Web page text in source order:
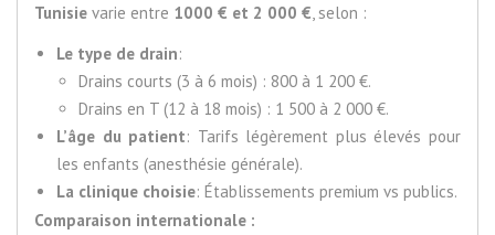
Tunisie varie entre 1000 € et 2 000 € , selon :
Le type de drain:
Drains courts (3 à 6 mois) : 800 à 1 200 €.
Drains en T (12 à 18 mois) : 1 500 à 2 000 €.
L’âge du patient: Tarifs légèrement plus élevés pour
les enfants (anesthésie générale).
La clinique choisie: Établissements premium vs publics.
Comparaison internationale :